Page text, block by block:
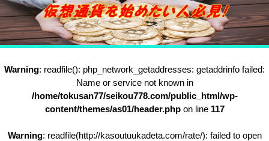
Warning: readfile(): php_network_getaddresses: getaddrinfo failed:
Name or service not known in
/home/tokusan77/seikou778.com/public_html/wp-
content/themes/as01/header.phpon line 117
Warning: readfile(http://kasoutuukadeta.com/rate/): failed to open